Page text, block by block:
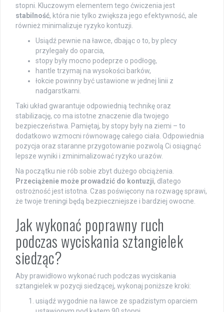
stopni. Kluczowym elementem tego ćwiczenia jest
stabilność, która nie tylko zwiększa jego efektywność, ale
również minimalizuje ryzyko kontuzji.
Usiądź pewnie na ławce, dbając o to, by plecy
przylegały do oparcia,
stopy były mocno podeprze o podłogę,
hantle trzymaj na wysokości barków,
łokcie powinny być ustawione w jednej linii z
nadgarstkami.
Taki układ gwarantuje odpowiednią technikę oraz
stabilizację, co ma istotne znaczenie dla twojego
bezpieczeństwa. Pamiętaj, by stopy były na ziemi – to
dodatkowo wzmocni równowagę całego ciała. Odpowiednia
pozycja oraz staranne przygotowanie pozwolą Ci osiągnąć
lepsze wyniki i zminimalizować ryzyko urazów.
Na początku nie rób sobie zbyt dużego obciążenia.
Przeciążenie może prowadzić do kontuzji, dlatego
ostrożność jest istotna. Czas poświęcony na rozwagę sprawi,
że twoje treningi będą bezpieczniejsze i bardziej owocne.
Jak wykonać poprawny ruch
podczas wyciskania sztangielek
siedząc?
Aby prawidłowo wykonać ruch podczas wyciskania
sztangielek w pozycji siedzącej, wykonaj poniższe kroki:
usiądź wygodnie na ławce ze spadzistym oparciem